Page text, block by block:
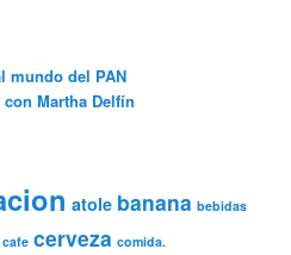
mundo del PAN
Martha Delfín
atole banana bebidas
cafe cerveza comida.